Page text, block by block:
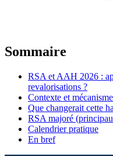
Sommaire
RSA et AAH 2026 :
revalorisations ?
Contexte et mécanisme
Que changerait cette
RSA majoré
Calendrier pratique
En bref